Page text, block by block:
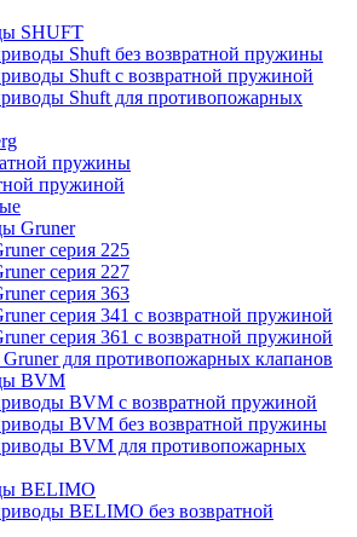
SHUFT
Shuft без возвратной пружины
Shuft с возвратной пружиной
Shuft для противопожарных
пружины
пружиной
Gruner
серия 225
серия 227
серия 363
серия 341 с возвратной пружиной
серия 361 с возвратной пружиной
для противопожарных клапанов
BVM
BVM с возвратной пружиной
BVM без возвратной пружины
BVM для противопожарных
BELIMO
BELIMO без возвратной